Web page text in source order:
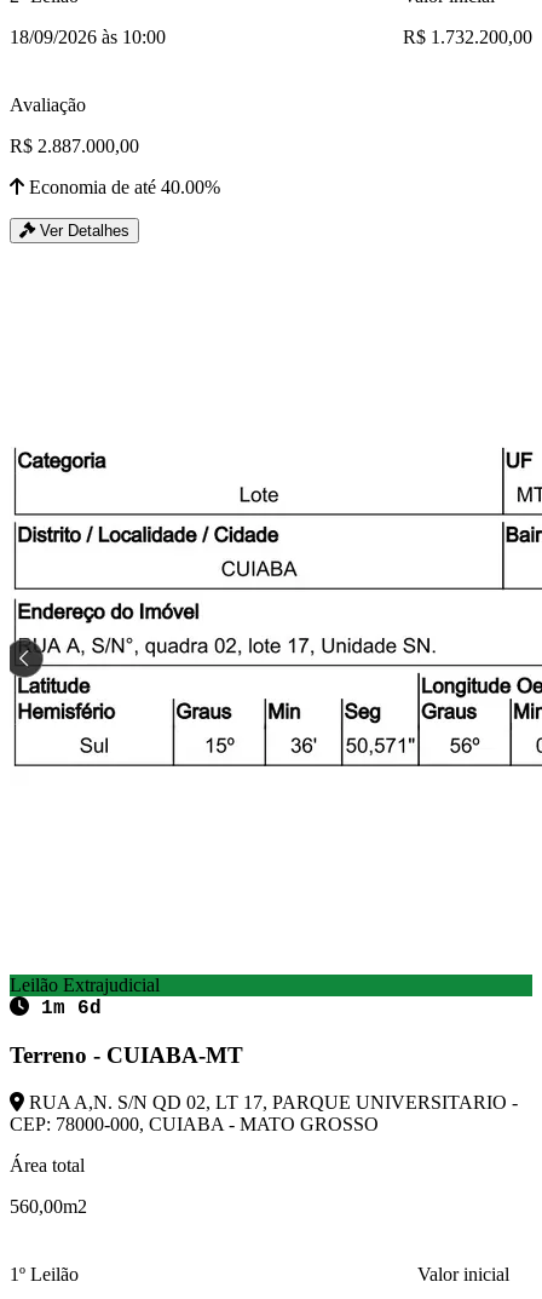
18/09/2026 às 10:00
R$ 1.732.200,00
Avaliação
R$ 2.887.000,00
Economia de até 40.00%
Ver Detalhes
Leilão Extrajudicial
1m 6d
Terreno - CUIABA-MT
RUA A,N. S/N QD 02, LT 17, PARQUE UNIVERSITARIO -
CEP: 78000-000, CUIABA - MATO GROSSO
Área total
560,00m2
1º Leilão
Valor inicial